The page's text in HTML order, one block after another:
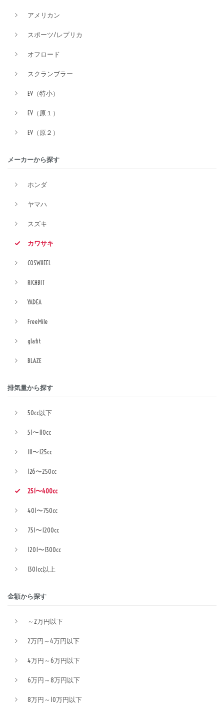
アメリカン
スポーツ/レプリカ
オフロード
スクランブラー
EV（特小）
EV（原１）
EV（原２）
メーカーから探す
ホンダ
ヤマハ
スズキ
カワサキ
COSWHEEL
RICHBIT
YADEA
FreeMile
glafit
BLAZE
排気量から探す
50cc以下
51〜110cc
111〜125cc
126〜250cc
251〜400cc
401〜750cc
751〜1200cc
1201〜1300cc
1301cc以上
金額から探す
～2万円以下
2万円～4万円以下
4万円～6万円以下
6万円～8万円以下
8万円～10万円以下